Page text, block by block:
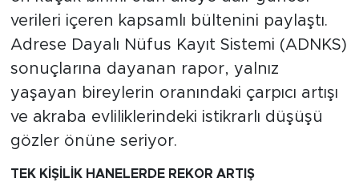
verileri içeren kapsamlı bültenini paylaştı.
Adrese Dayalı Nüfus Kayıt Sistemi (ADNKS)
sonuçlarına dayanan rapor, yalnız
yaşayan bireylerin oranındaki çarpıcı artışı
ve akraba evliliklerindeki istikrarlı düşüşü
gözler önüne seriyor.
TEK KİŞİLİK HANELERDE REKOR ARTIŞ
KADIN
SAĞLIK
SİYASET